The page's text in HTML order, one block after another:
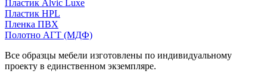
Пластик Alvic Luxe
Пластик HPL
Пленка ПВХ
Полотно АГТ (МДФ)
Все образцы мебели изготовлены по индивидуальному
проекту в единственном экземпляре.